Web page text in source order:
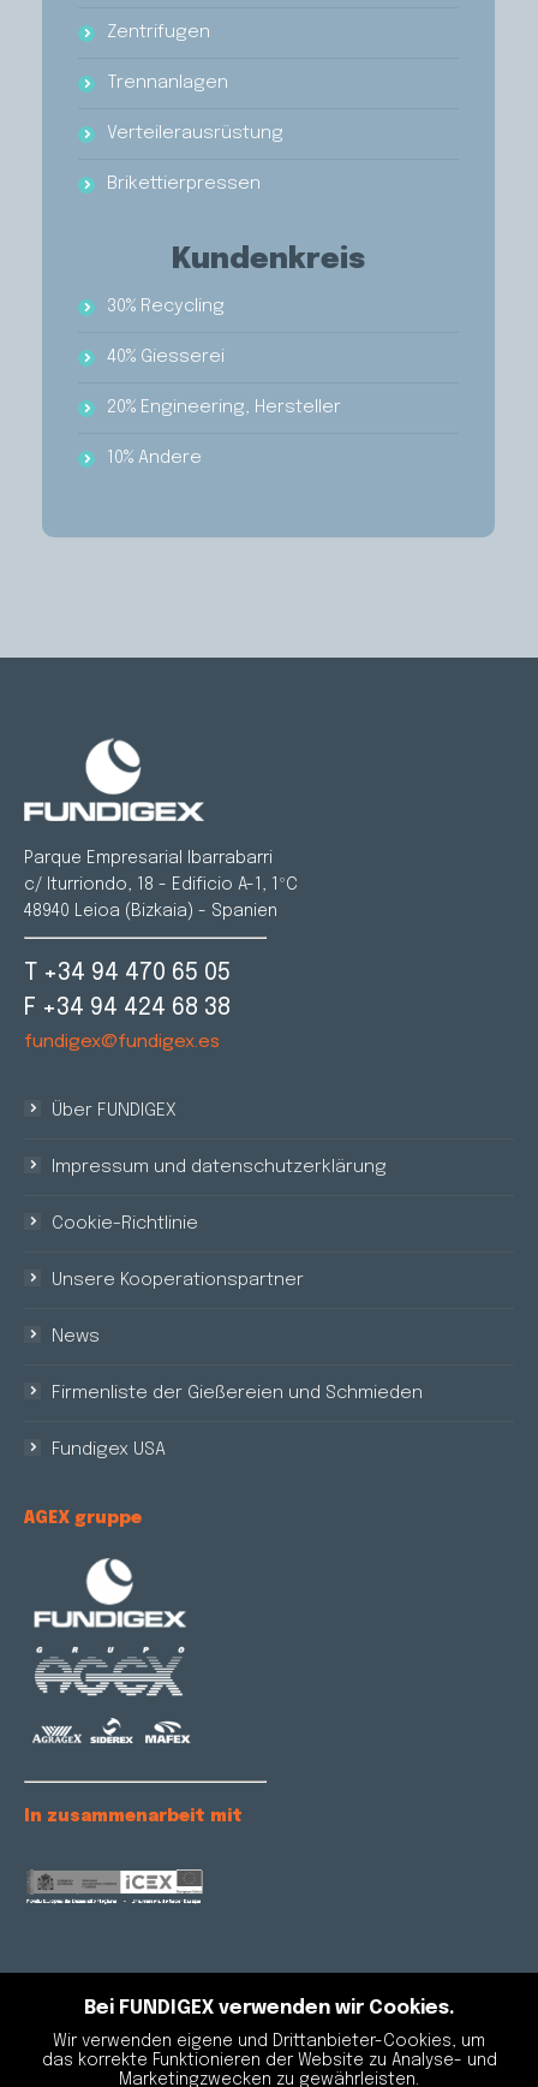
Zentrifugen
Trennanlagen
Verteilerausrüstung
Brikettierpressen
Kundenkreis
30% Recycling
40% Giesserei
20% Engineering, Hersteller
10% Andere
Parque Empresarial Ibarrabarri
c/ Iturriondo, 18 - Edificio A-1, 1ºC
48940 Leioa (Bizkaia) - Spanien
T +34 94 470 65 05
F +34 94 424 68 38
fundigex@fundigex.es
Über FUNDIGEX
Impressum und datenschutzerklärung
Cookie-Richtlinie
Unsere Kooperationspartner
News
Firmenliste der Gießereien und Schmieden
Fundigex USA
AGEX gruppe
In zusammenarbeit mit
Bei FUNDIGEX verwenden wir Cookies.
Wir verwenden eigene und Drittanbieter-Cookies, um
das korrekte Funktionieren der Website zu Analyse- und
Marketingzwecken zu gewährleisten.